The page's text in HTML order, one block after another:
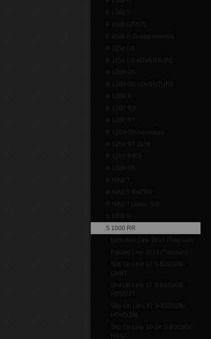
K 1300 S
K 1600 GT/GTL
K 1600 B /Grand America
R 1150 GS
R 1150 GS ADVENTURE
R 1200 GS
R 1200 GS ADVENTURE
R 1200 R
R 1200 RS
R 1200 RT
R 1250 GS Adventure
R 1250 RT 2019
R 1250 R/RS
R 1300 GS
R NINET
R NINET RACER
R NINET Urban G/S
S 1000 R
S 1000 RR
Evolution Line 2019 (Titanium)
Racing Line 2019 (Titanium)
Slip On Line 17 S-B10SO8-
CUBT
Slip On Line 17 S-B10SO6-
HDVDZT
Slip-On Line 17 S-B10SO6-
HDVDZBL
Slip On Line 10-14 S-B10SO1-
HASZ